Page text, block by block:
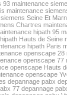
93 maintenance
maintenance
Seine Et
Chartres
hipath 95
Hauts de Seine
hipath Paris
openscape 28
openscape 77
openscape Hauts
openscape
depannage pabx
77 depannage